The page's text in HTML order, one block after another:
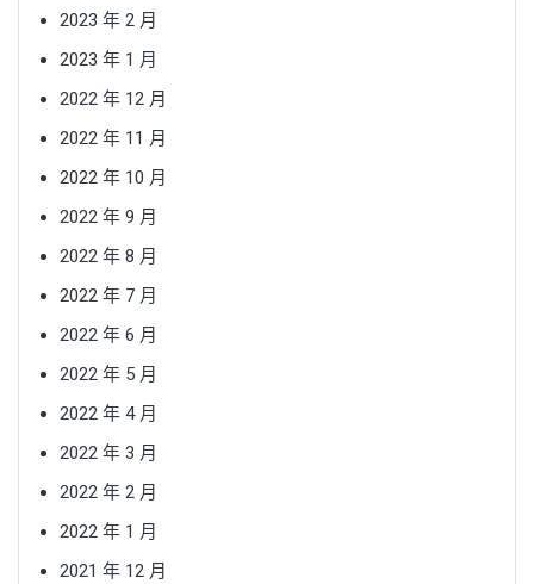
2023 年 2 月
2023 年 1 月
2022 年 12 月
2022 年 11 月
2022 年 10 月
2022 年 9 月
2022 年 8 月
2022 年 7 月
2022 年 6 月
2022 年 5 月
2022 年 4 月
2022 年 3 月
2022 年 2 月
2022 年 1 月
2021 年 12 月